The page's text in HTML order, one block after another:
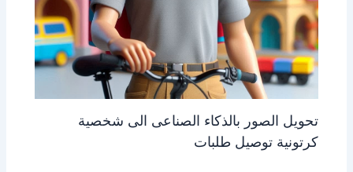
تحويل الصور بالذكاء الصناعى الى شخصية
كرتونية توصيل طلبات